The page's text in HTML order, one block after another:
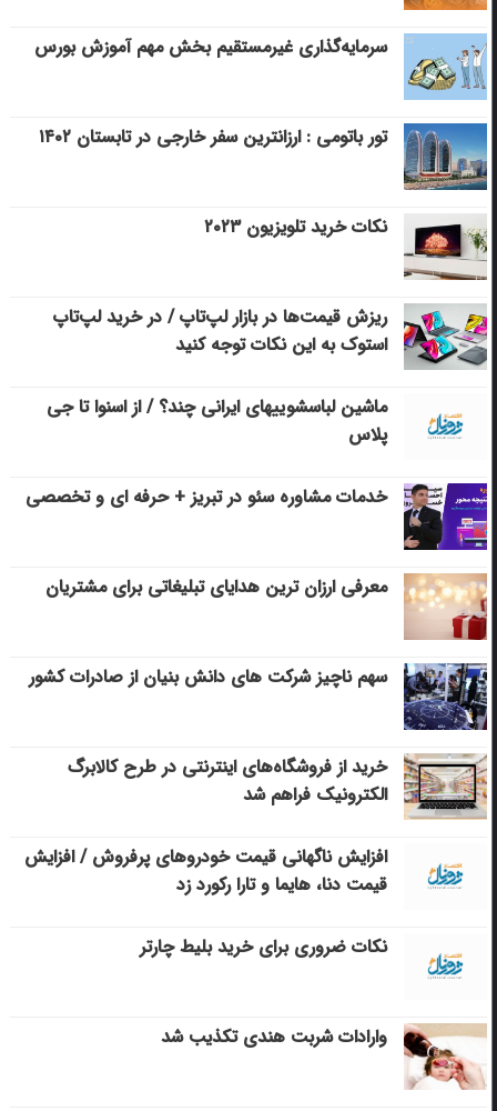
سرمایه‌گذاری غیرمستقیم بخش مهم آموزش بورس
تور باتومی : ارزانترین سفر خارجی در تابستان ۱۴۰۲
نکات خرید تلویزیون ۲۰۲۳
ریزش قیمت‌ها در بازار لپ‌تاپ / در خرید لپ‌تاپ
استوک به این نکات توجه کنید
ماشین لباسشویی‎های ایرانی چند؟ / از اسنوا تا جی
پلاس
خدمات مشاوره سئو در تبریز + حرفه ای و تخصصی
معرفی ارزان ترین هدایای تبلیغاتی برای مشتریان
سهم ناچیز شرکت های دانش بنیان از صادرات کشور
خرید از فروشگاه‌های اینترنتی در طرح کالابرگ
الکترونیک فراهم شد
افزایش ناگهانی قیمت خودروهای پرفروش / افزایش
قیمت دنا، هایما و تارا رکورد زد
نکات ضروری برای خرید بلیط چارتر
وارادات شربت هندی تکذیب شد